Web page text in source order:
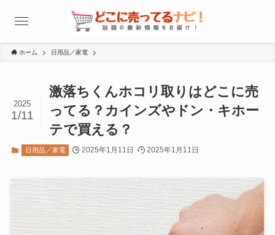
ホーム 日用品／家電
激落ちくんホコリ取りはどこに売
ってる？カインズやドン・キホー
テで買える？
2025
1/11
日用品／家電 2025年1月11日 2025年1月11日